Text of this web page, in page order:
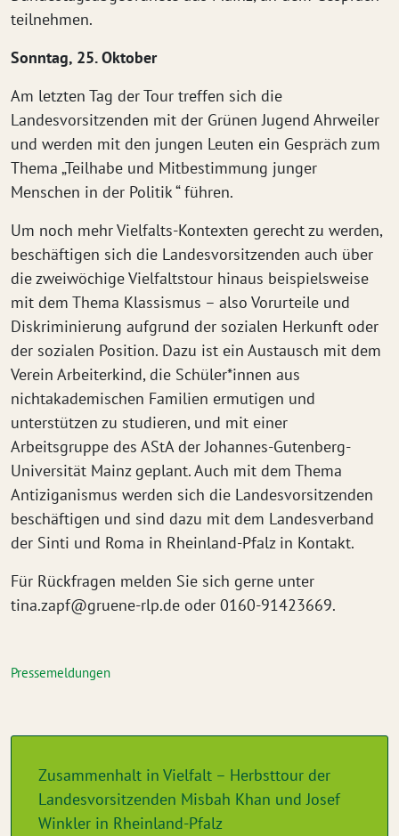
teilnehmen.
Sonntag, 25. Oktober
Am letzten Tag der Tour treffen sich die
Landesvorsitzenden mit der Grünen Jugend Ahrweiler
und werden mit den jungen Leuten ein Gespräch zum
Thema „Teilhabe und Mitbestimmung junger
Menschen in der Politik “ führen.
Um noch mehr Vielfalts-Kontexten gerecht zu werden,
beschäftigen sich die Landesvorsitzenden auch über
die zweiwöchige Vielfaltstour hinaus beispielsweise
mit dem Thema Klassismus – also Vorurteile und
Diskriminierung aufgrund der sozialen Herkunft oder
der sozialen Position. Dazu ist ein Austausch mit dem
Verein Arbeiterkind, die Schüler*innen aus
nichtakademischen Familien ermutigen und
unterstützen zu studieren, und mit einer
Arbeitsgruppe des AStA der Johannes-Gutenberg-
Universität Mainz geplant. Auch mit dem Thema
Antiziganismus werden sich die Landesvorsitzenden
beschäftigen und sind dazu mit dem Landesverband
der Sinti und Roma in Rheinland-Pfalz in Kontakt.
Für Rückfragen melden Sie sich gerne unter
tina.zapf@gruene-rlp.de oder 0160-91423669.
Pressemeldungen
Zusammenhalt in Vielfalt – Herbsttour der
Landesvorsitzenden Misbah Khan und Josef
Winkler in Rheinland-Pfalz